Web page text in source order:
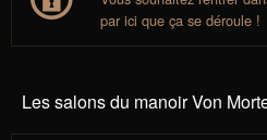
par ici que ça se déroule !
Les salons du manoir Von